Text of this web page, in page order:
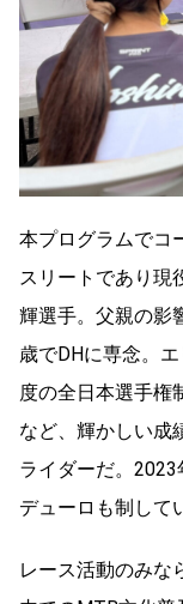
本プログラムでコ
スリートであり現
輝選手。父親の影
歳でDHに専念。
度の全日本選手権
など、輝かしい成
ライダーだ。
デューロも制して
レース活動のみな